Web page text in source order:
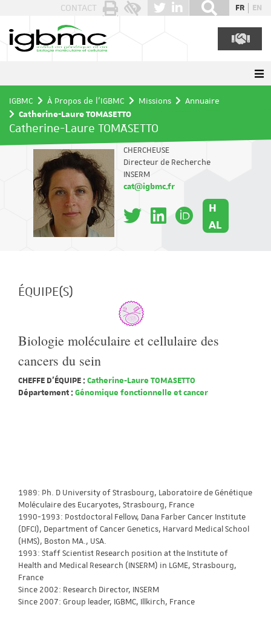
CONTACT FR EN
IGBMC À Propos de l'IGBMC Missions
Annuaire
Catherine-Laure TOMASETTO
Catherine-Laure TOMASETTO
CHERCHEUSE
Directeur de Recherche
INSERM
cat@igbmc.fr
H
AL
ÉQUIPE(S)
Biologie moléculaire et cellulaire des
cancers du sein
CHEFFE D'ÉQUIPE :Catherine-Laure TOMASETTO
Département :Génomique fonctionnelle et cancer
1989: Ph. D University of Strasbourg, Laboratoire de Génétique
Moléculaire des Eucaryotes, Strasbourg, France
1990-1993: Postdoctoral Fellow, Dana Farber Cancer Institute
(DFCI), Department of Cancer Genetics, Harvard Medical School
(HMS), Boston MA., USA.
1993: Staff Scientist Research position at the Institute of
Health and Medical Research (INSERM) in LGME, Strasbourg,
France
Since 2002: Research Director, INSERM
Since 2007: Group leader, IGBMC, Illkirch, France
Panneau de gestion des cookies